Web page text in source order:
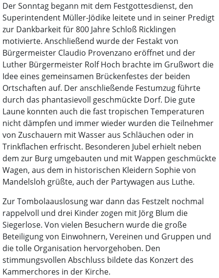
Der Sonntag begann mit dem Festgottesdienst, den
Superintendent Müller-Jödike leitete und in seiner Predigt
zur Dankbarkeit für 800 Jahre Schloß Ricklingen
motivierte. Anschließend wurde der Festakt von
Bürgermeister Claudio Provenzano eröffnet und der
Luther Bürgermeister Rolf Hoch brachte im Grußwort die
Idee eines gemeinsamen Brückenfestes der beiden
Ortschaften auf. Der anschließende Festumzug führte
durch das phantasievoll geschmückte Dorf. Die gute
Laune konnten auch die fast tropischen Temperaturen
nicht dämpfen und immer wieder wurden die Teilnehmer
von Zuschauern mit Wasser aus Schläuchen oder in
Trinkflachen erfrischt. Besonderen Jubel erhielt neben
dem zur Burg umgebauten und mit Wappen geschmückte
Wagen, aus dem in historischen Kleidern Sophie von
Mandelsloh grüßte, auch der Partywagen aus Luthe.
Zur Tombolaauslosung war dann das Festzelt nochmal
rappelvoll und drei Kinder zogen mit Jörg Blum die
Siegerlose. Von vielen Besuchern wurde die große
Beteiligung von Einwohnern, Vereinen und Gruppen und
die tolle Organisation hervorgehoben. Den
stimmungsvollen Abschluss bildete das Konzert des
Kammerchores in der Kirche.